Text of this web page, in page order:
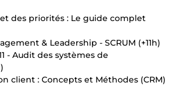
des priorités : Le guide complet
& Leadership - SCRUM (+11h)
- Audit des systèmes de
client : Concepts et Méthodes (CRM)